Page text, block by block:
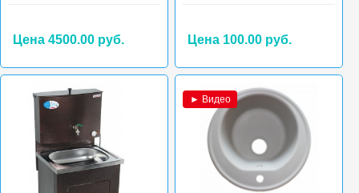
Цена 4500.00 руб. Цена 100.00 руб.
► Видео